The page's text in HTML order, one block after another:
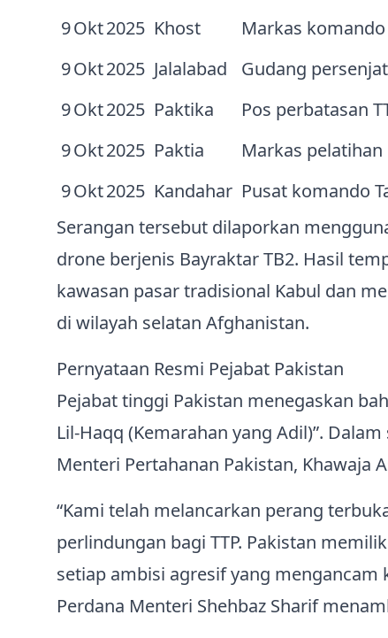
9 Okt 2025 Khost Markas komando
9 Okt 2025 Jalalabad Gudang
9 Okt 2025 Paktika Pos perbatasan
9 Okt 2025 Paktia Markas
9 Okt 2025 Kandahar Pusat komando
Serangan tersebut dilaporkan
drone berjenis Bayraktar TB2. Hasil
kawasan pasar tradisional Kabul dan
di wilayah selatan Afghanistan.
Pernyataan Resmi Pejabat Pakistan
Pejabat tinggi Pakistan menegaskan
Lil‑Haqq (Kemarahan yang Adil)”.
Menteri Pertahanan Pakistan, Khawaja
“Kami telah melancarkan perang
perlindungan bagi TTP. Pakistan
setiap ambisi agresif yang mengancam
Perdana Menteri Shehbaz Sharif